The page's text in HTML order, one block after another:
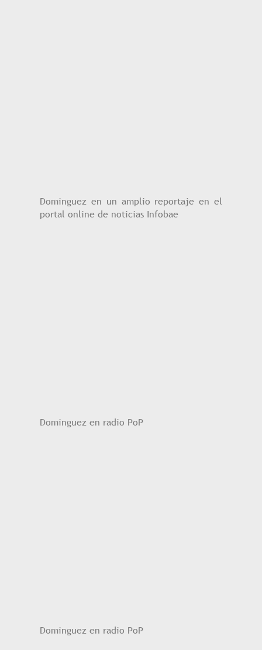
Dominguez en un amplio reportaje en el
portal online de noticias Infobae
Dominguez en radio PoP
Dominguez en radio PoP